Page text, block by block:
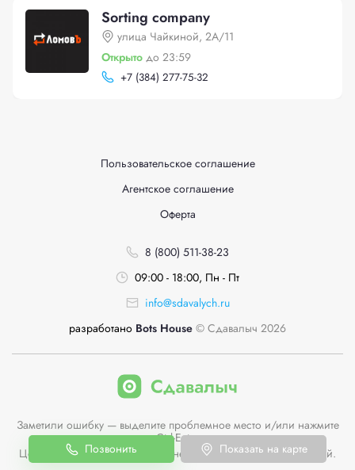
Позвонить Показать на карте
Sorting company
улица Чайкиной, 2А/11
Открыто до 23:59
+7 (384) 277-75-32
Пользовательское соглашение
Агентское соглашение
Оферта
8 (800) 511-38-23
09:00 - 18:00, Пн - Пт
info@sdavalych.ru
разработано Bots House © Сдавалыч 2026
Заметили ошибку — выделите проблемное место и/или нажмите
Ctrl-Enter
Цены пунктов приема на сайте не являются публичной офертой.